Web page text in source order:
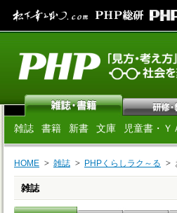
雑誌 書籍 新書 文庫 児童書・Ｙ
HOME 雑誌 PHPくらしラク～る
雑誌